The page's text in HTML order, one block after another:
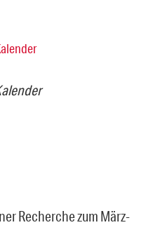
Recherche zum März-